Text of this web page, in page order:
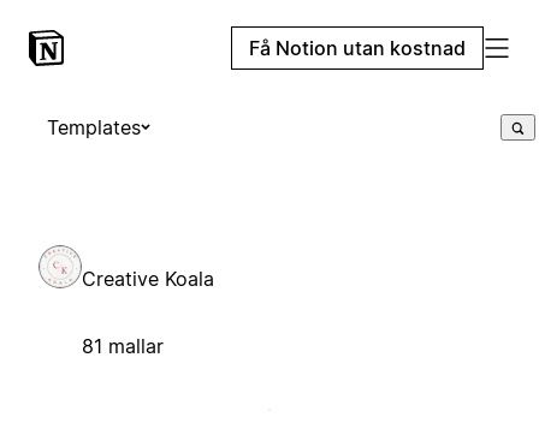
Få Notion utan kostnad
Templates
Creative Koala
81 mallar